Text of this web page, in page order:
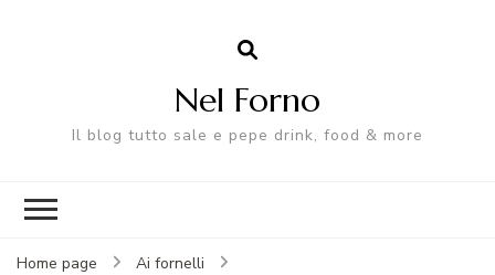
Nel Forno
Il blog tutto sale e pepe drink, food & more
Home page
Ai fornelli